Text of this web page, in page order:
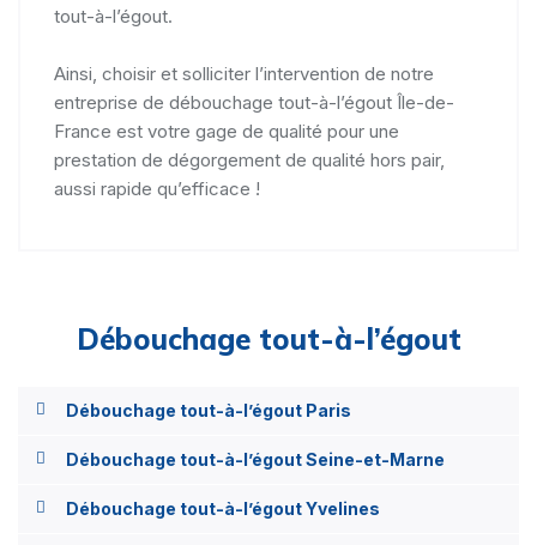
tout-à-l’égout.
Ainsi, choisir et solliciter l’intervention de notre
entreprise de débouchage tout-à-l’égout Île-de-
France est votre gage de qualité pour une
prestation de dégorgement de qualité hors pair,
aussi rapide qu’efficace !
Débouchage tout-à-l’égout
Débouchage tout-à-l’égout Paris
Débouchage tout-à-l’égout Seine-et-Marne
Débouchage tout-à-l’égout Yvelines